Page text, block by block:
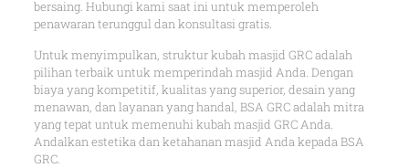
bersaing. Hubungi kami saat ini untuk memperoleh
penawaran terunggul dan konsultasi gratis.
Untuk menyimpulkan, struktur kubah masjid GRC adalah
pilihan terbaik untuk memperindah masjid Anda. Dengan
biaya yang kompetitif, kualitas yang superior, desain yang
menawan, dan layanan yang handal, BSA GRC adalah mitra
yang tepat untuk memenuhi kubah masjid GRC Anda.
Andalkan estetika dan ketahanan masjid Anda kepada BSA
GRC.